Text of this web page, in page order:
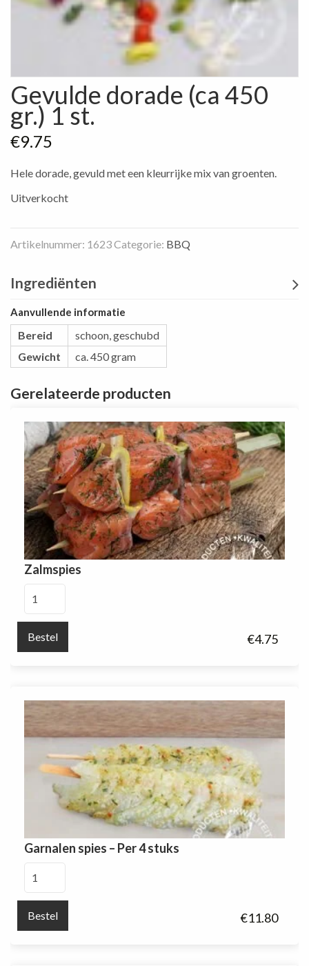
Gevulde dorade (ca 450
gr.) 1 st.
€9.75
Hele dorade, gevuld met een kleurrijke mix van groenten.
Uitverkocht
Artikelnummer: 1623Categorie: BBQ
Ingrediënten
Aanvullende informatie
Bereid
schoon, geschubd
Gewicht
ca. 450 gram
Gerelateerde producten
Zalmspies
€4.75
Bestel
Garnalen spies – Per 4 stuks
€11.80
Per
Bestel